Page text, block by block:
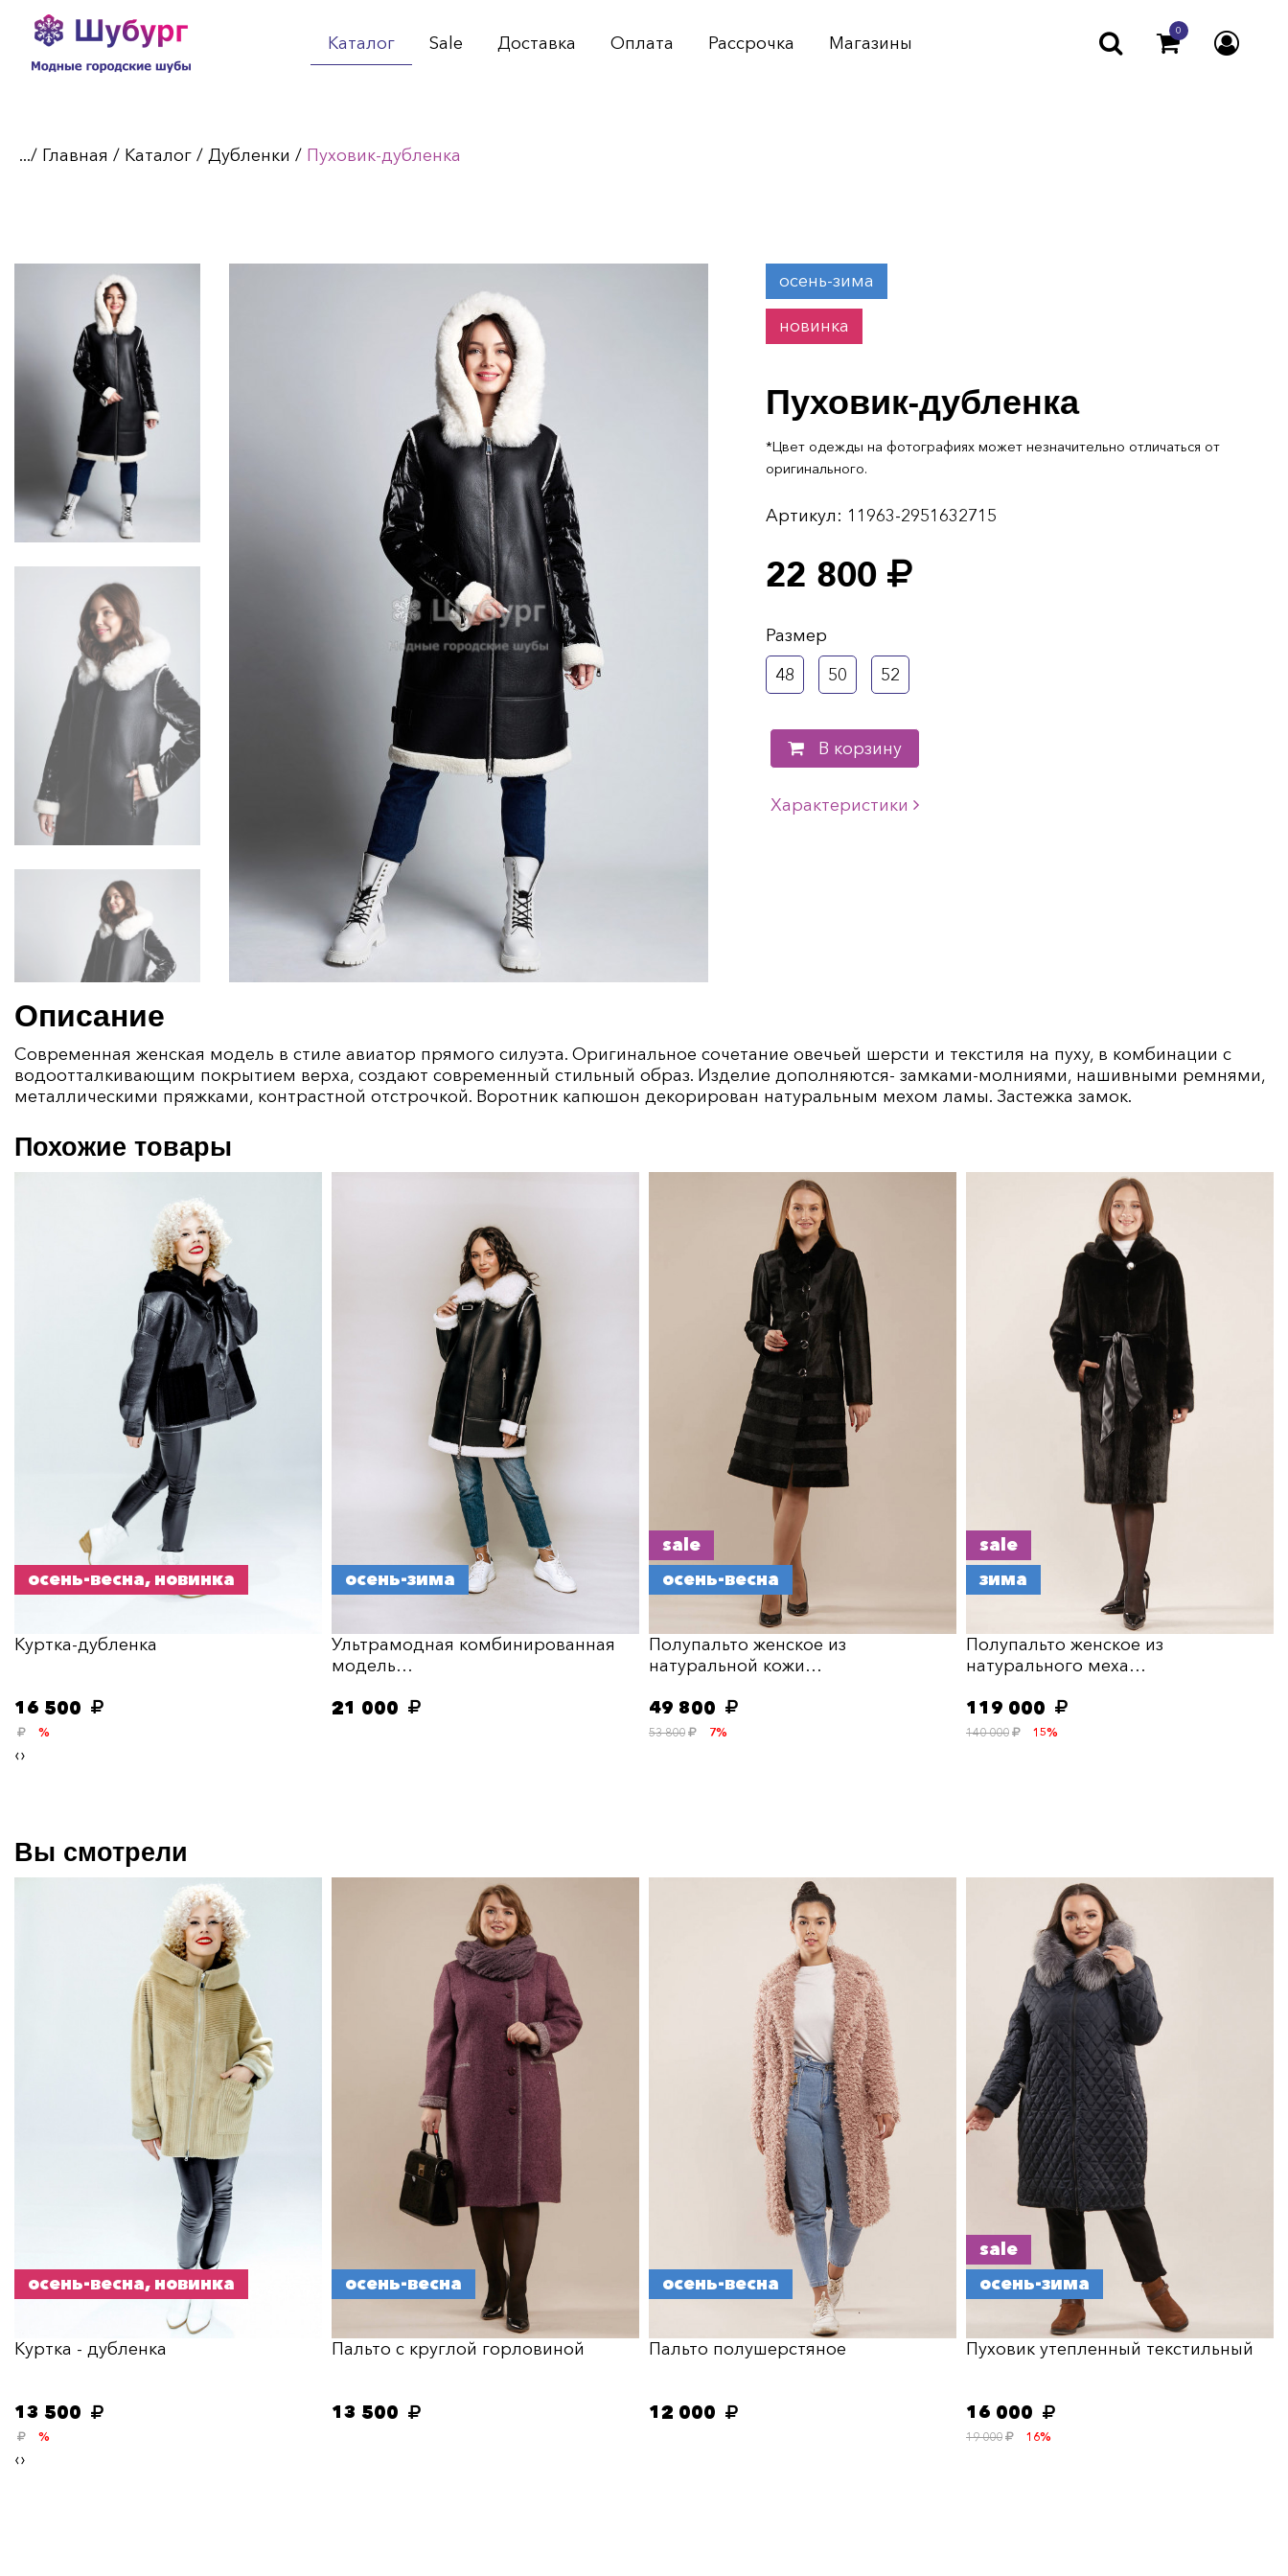
Каталог Sale Доставка Оплата Рассрочка Магазины
0
.../ Главная / Каталог / Дубленки / Пуховик-дубленка
осень-зима
новинка
Пуховик-дубленка
*Цвет одежды на фотографиях может незначительно отличаться от
оригинального.
Артикул: 11963-2951632715
22 800
Размер
48
50 52
В корзину
Характеристики
Описание
Современная женская модель в стиле авиатор прямого силуэта. Оригинальное сочетание овечьей шерсти и текстиля на пуху, в комбинации с
водоотталкивающим покрытием верха, создают современный стильный образ. Изделие дополняются- замками-молниями, нашивными ремнями,
металлическими пряжками, контрастной отстрочкой. Воротник капюшон декорирован натуральным мехом ламы. Застежка замок.
Похожие товары
осень-весна, новинка
Куртка-дубленка
16 500
%
осень-зима
Ультрамодная комбинированная
модель…
21 000
sale
осень-весна
Полупальто женское из
натуральной кожи…
49 800
53 800 7%
sale
зима
Полупальто женское из
натурального меха…
119 000
140 000 15%
‹›
Вы смотрели
осень-весна, новинка
Куртка - дубленка
13 500
%
осень-весна
Пальто с круглой горловиной
13 500
осень-весна
Пальто полушерстяное
12 000
sale
осень-зима
Пуховик утепленный текстильный
16 000
19 000 16%
‹›